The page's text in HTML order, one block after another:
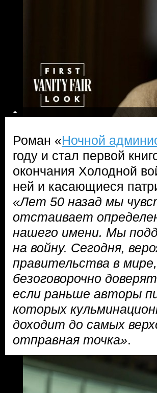
Роман «Ночной
году и стал первой
окончания Холодной
ней и касающиеся
«Лет 50 назад мы
отстаивает
нашего имени. Мы
на войну. Сегодня,
правительства в
безоговорочно
если раньше авторы
которых
доходит до самых
отправная точка».